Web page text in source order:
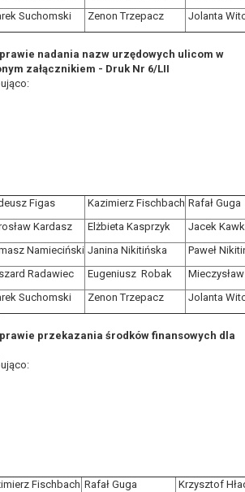
Suchomski Zenon Trzepacz
Jolanta
nadania nazw urzędowych ulicom w
załącznikiem - Druk Nr 6/LII
Figas Kazimierz Fischbach Rafał Guga
Kardasz Elżbieta Kasprzyk
Jacek
Namieciński Janina Nikitińska
Paweł
Radawiec Eugeniusz Robak
Suchomski Zenon Trzepacz
Jolanta
przekazania środków finansowych dla
Fischbach Rafał Guga
Krzysztof